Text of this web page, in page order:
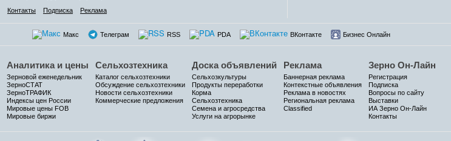
Контакты
Подписка Реклама
Макс Телеграм RSS PDA ВКонтакте Бизнес Онлайн
Аналитика и цены
Зерновой еженедельник
ЗерноСТАТ
ЗерноТРАФИК
Индексы цен России
Мировые цены FOB
Мировые биржи
Сельхозтехника
Каталог сельхозтехники
Обсуждение сельхозтехники
Новости сельхозтехники
Коммерческие предложения
Доска объявлений
Сельхозкультуры
Продукты переработки
Корма
Сельхозтехника
Семена и агросредства
Услуги на агрорынке
Реклама
Баннерная реклама
Контекстные объявления
Реклама в новостях
Региональная реклама
Classified
Зерно Он-Лайн
Регистрация
Подписка
Вопросы по сайту
Выставки
ИА Зерно Он-Лайн
Контакты